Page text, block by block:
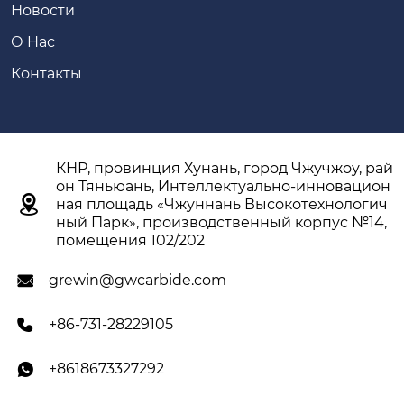
Новости
О Hас
Контакты

КНР, провинция Хунань, город Чжучжоу, рай
он Тяньюань, Интеллектуально-инновацион
ная площадь «Чжуннань Высокотехнологич
ный Парк», производственный корпус №14,
помещения 102/202
 grewin@gwcarbide.com
 +86-731-28229105
 +8618673327292